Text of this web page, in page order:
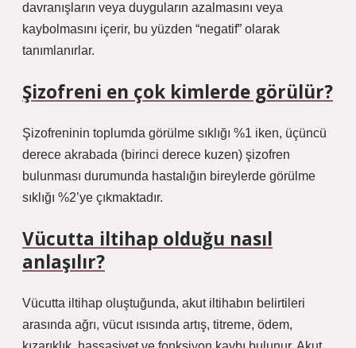
davranışların veya duyguların azalmasını veya
kaybolmasını içerir, bu yüzden “negatif” olarak
tanımlanırlar.
Şizofreni en çok kimlerde görülür?
Şizofreninin toplumda görülme sıklığı %1 iken, üçüncü
derece akrabada (birinci derece kuzen) şizofren
bulunması durumunda hastalığın bireylerde görülme
sıklığı %2’ye çıkmaktadır.
Vücutta iltihap olduğu nasıl
anlaşılır?
Vücutta iltihap oluştuğunda, akut iltihabın belirtileri
arasında ağrı, vücut ısısında artış, titreme, ödem,